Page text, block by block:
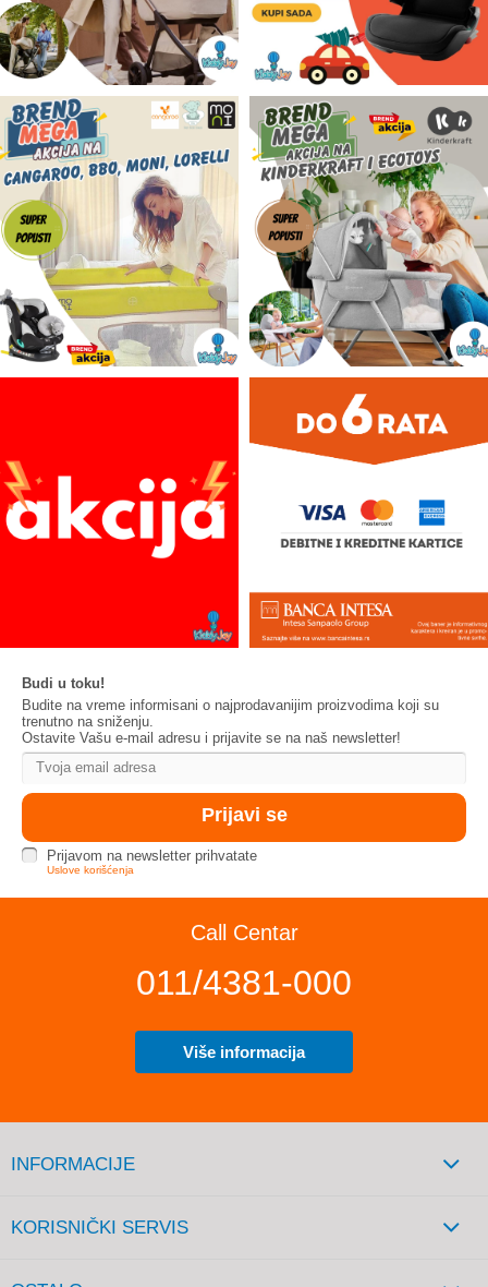
Budi u toku!
Budite na vreme informisani o najprodavanijim proizvodima koji su
trenutno na sniženju.
Ostavite Vašu e-mail adresu i prijavite se na naš newsletter!
Prijavom na newsletter prihvatate
Uslove korišćenja
Call Centar
011/4381-000
Više informacija
INFORMACIJE
KORISNIČKI SERVIS